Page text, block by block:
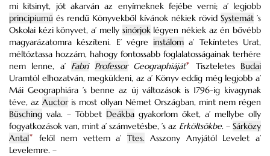
mi kitsinyt, jót akarván az enyímeknek fejébe verni; a’ legjobb
principiumú és rendű Könyvekből kívánok nékiek rövid Systemát’s
Oskolai kézi könyvet, a’ melly sinórjoklégyen nékiek az én bővébb
magyarázatomra készíteni. E’ végre instálom a’ Tekíntetes Urat,
méltóztassa hozzám, hahogy fontossabb foglalatosságainak terhére
nem lenne, a’ Fabri ProfessorGeographiáját* Tiszteletes Budai
Uramtól elhozatván, megküldeni, az a’ Könyv eddig még legjobb a’
Mái Geographiára ’s benne az új változások is 1796-ig kivagynak
téve, azAuctoris most ollyan Német Országban, mint nem régen
Büsching vala. – Többet Deákba gyakorlom őket, a’ mellybe olly
fogyatkozások van, mint a’ számvetésbe, ’s az Erköltsökbe. – Sárközy
Antal* felől nem vettem a’ Ttes. Asszony Anyjától Levelet a’
Levelemre. –